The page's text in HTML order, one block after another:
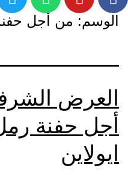
الوسم: من أجل
العرض
أجل حفنة
ايولاين